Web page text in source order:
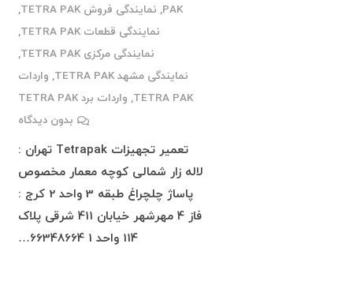
PAK
, نمایندگی فروش TETRA PAK
,
نمایندگی قطعات TETRA PAK
,
نمایندگی مرکزی TETRA PAK
,
نمایندگی مشهد TETRA PAK
, واردات
TETRA PAK
, واردات برد TETRA PAK
بدون دیدگاه
تعمیر تجهیزات Tetrapak تهران :
لاله زار شمالی کوچه معمار مخصوص
پاساژ چلچراغ طبقه 3 واحد 2 کرج :
فاز 4 مهرشهر خیابان 411 شرقی پلاک
114 واحد 1 66348664…